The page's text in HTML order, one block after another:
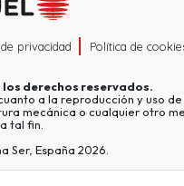
privacidad Política de
los derechos reservados.
a la reproducción y uso
mecánica o cualquier otro
tal fin.
Ser, España 2026.